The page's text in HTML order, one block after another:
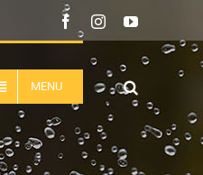
FacebookInstagramYouTube
MENU